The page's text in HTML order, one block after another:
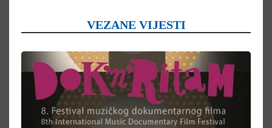
VEZANE VIJESTI